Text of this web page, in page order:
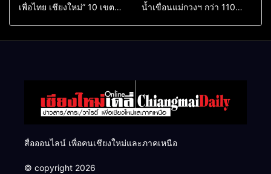
เพื่อไทย เชียงใหม่” 10 เขต
น้ำเขื่อนแม่กวงฯ กว่า 110
สื่อออนไลน์ เพื่อคนเชียงใหม่และภาคเหนือ
© copyright 2026